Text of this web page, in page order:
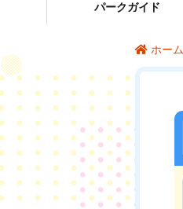
パークガイド
ホーム